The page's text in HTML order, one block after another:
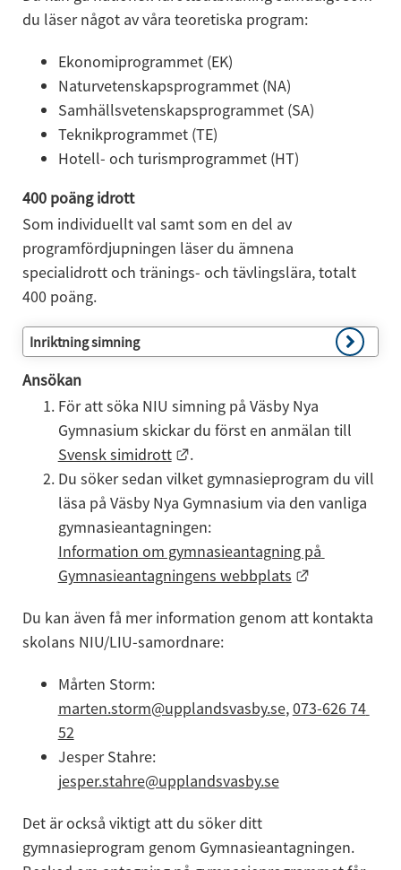
du läser något av våra teoretiska program:
Ekonomiprogrammet (EK)
Naturvetenskapsprogrammet (NA)
Samhällsvetenskapsprogrammet (SA)
Teknikprogrammet (TE)
Hotell- och turismprogrammet (HT)
400 poäng idrott
Som individuellt val samt som en del av
programfördjupningen läser du ämnena
specialidrott och tränings- och tävlingslära, totalt
400 poäng.
Inriktning simning
Ansökan
För att söka NIU simning på Väsby Nya
Svensk simidrott
Länk till annan webbplats.
.
Du söker sedan vilket gymnasieprogram du vill
läsa på Väsby Nya Gymnasium via den vanliga
gymnasieantagningen:
Information om gymnasieantagning på
Gymnasieantagningens webbplats
Länk till
Du kan även få mer information genom att kontakta
skolans NIU/LIU-samordnare:
Mårten Storm:
marten.storm@upplandsvasby.se, 073-626 74
52
Jesper Stahre:
jesper.stahre@upplandsvasby.se
Det är också viktigt att du söker ditt
gymnasieprogram genom Gymnasieantagningen.